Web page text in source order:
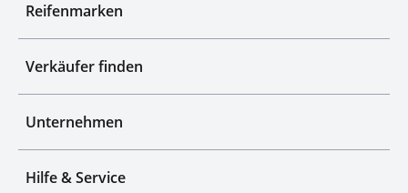
Reifenmarken
Verkäufer finden
Unternehmen
Hilfe & Service